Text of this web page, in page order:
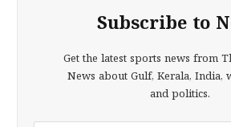
Subscribe to
Get the latest sports news from
News about Gulf, Kerala, India,
and politics.